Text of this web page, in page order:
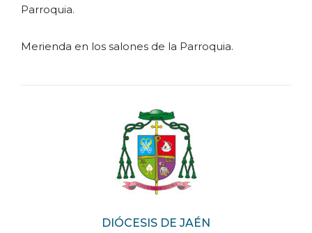
DIÓCESIS DE JAÉN
Parroquia.
Merienda en los salones de la Parroquia.